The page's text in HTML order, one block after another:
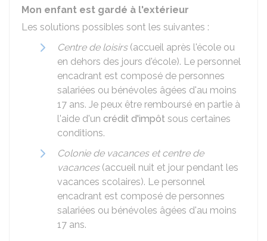
Mon enfant est gardé à l'extérieur
Les solutions possibles sont les suivantes :
Centre de loisirs(accueil après l'école ou
en dehors des jours d'école). Le personnel
encadrant est composé de personnes
salariées ou bénévoles âgées d'au moins
17 ans. Je peux être remboursé en partie à
l'aide d'un crédit d'impôt sous certaines
conditions.
Colonie de vacances et centre de
vacances(accueil nuit et jour pendant les
vacances scolaires). Le personnel
encadrant est composé de personnes
salariées ou bénévoles âgées d'au moins
17 ans.